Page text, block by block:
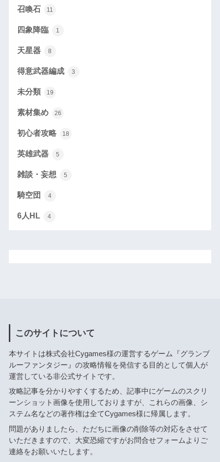
召喚石 11
四象降臨 1
天星器 8
得意武器編成 3
未分類 19
素材集め 26
初心者攻略 18
英雄武器 5
雑談・妄想 5
騎空団 4
6人HL 4
このサイトについて
本サイトは株式会社Cygames様の運営するゲーム『グランブ
ルーファンタジー』の攻略情報を発信する目的として個人が
運営している非公式サイトです。
攻略記事を分かりやすくするため、記事中にゲームのスクリ
ーンショット画像を使用しておりますが、これらの画像、シ
ステム名などの著作権は全てCygames様に帰属します。
問題がありましたら、ただちに画像の削除等の対応をさせて
いただきますので、大変恐縮ですがお問合せフォームよりご
連絡をお願いいたします。